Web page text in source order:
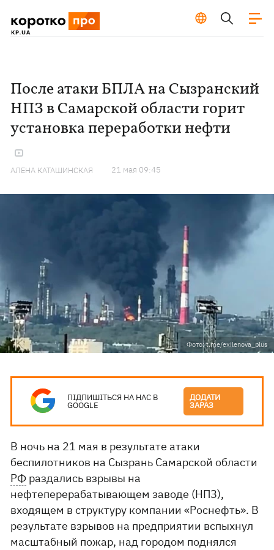
После атаки БПЛА на Сызранский
НПЗ в Самарской области горит
установка переработки нефти
АЛЕНА КАТАШИНСКАЯ 21 мая 09:45
Фото: t.me/exilenova_plus
ПІДПИШІТЬСЯ НА НАС В
GOOGLE
ДОДАТИ
ЗАРАЗ
В ночь на 21 мая в результате атаки
беспилотников на Сызрань Самарской области
РФ раздались взрывы на
нефтеперерабатывающем заводе (НПЗ),
входящем в структуру компании «Роснефть». В
результате взрывов на предприятии вспыхнул
масштабный пожар, над городом поднялся